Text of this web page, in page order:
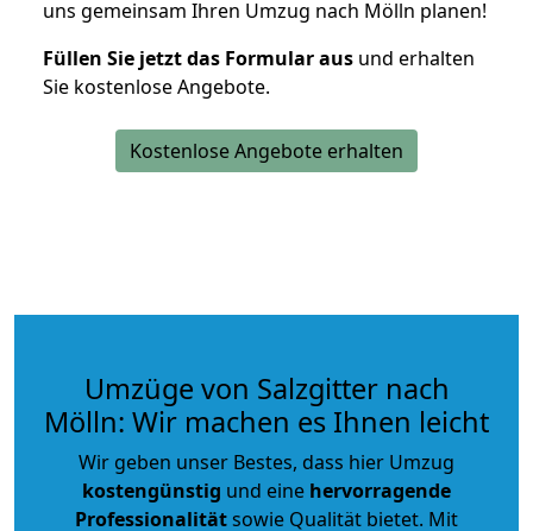
uns gemeinsam Ihren Umzug nach Mölln planen!
Füllen Sie jetzt das Formular aus und erhalten
Sie kostenlose Angebote.
Kostenlose Angebote erhalten
Umzüge von Salzgitter nach
Mölln: Wir machen es Ihnen leicht
Wir geben unser Bestes, dass hier Umzug
kostengünstig und eine hervorragende
Professionalitätsowie Qualität bietet. Mit